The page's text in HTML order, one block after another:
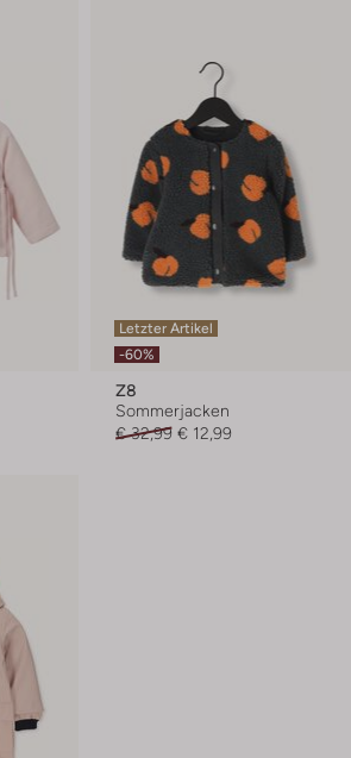
Letzter Artikel
-60%
Z8
Sommerjacken
€ 32,99 € 12,99